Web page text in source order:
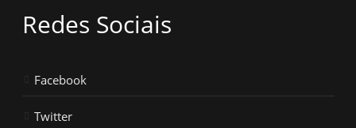
Redes Sociais
Facebook
Twitter